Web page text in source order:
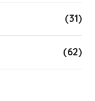
(31)
(62)